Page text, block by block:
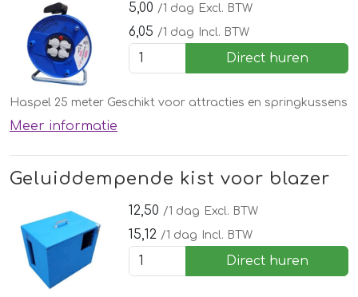
5,00 /1 dag Excl. BTW
6,05 /1 dag Incl. BTW
Direct huren
Haspel 25 meter Geschikt voor attracties en springkussens
Meer informatie
Geluiddempende kist voor blazer
12,50 /1 dag Excl. BTW
15,12 /1 dag Incl. BTW
Direct huren